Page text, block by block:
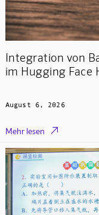
Integration von
im Hugging Face
August 6, 2026
Mehr lesen 